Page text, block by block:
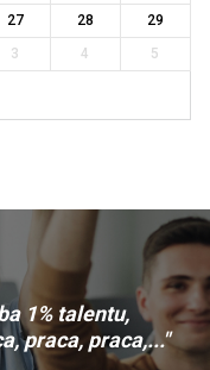
27 28
29
3 4 5
1% talentu,
praca, praca,..."